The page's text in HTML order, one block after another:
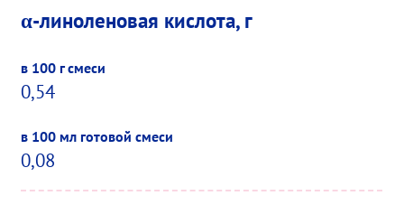
α-линоленовая кислота, г
0,54
0,08